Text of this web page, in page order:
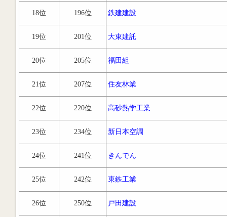
18位 196位 鉄建建設
19位 201位 大東建託
20位 205位 福田組
21位 207位 住友林業
22位 220位 高砂熱学工業
23位 234位 新日本空調
24位 241位 きんでん
25位 242位 東鉄工業
26位 250位 戸田建設